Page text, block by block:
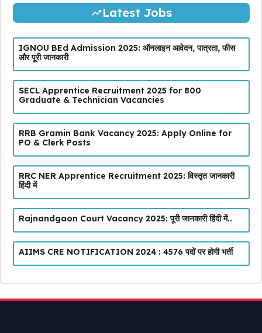
Latest Jobs
IGNOU BEd Admission 2025: ऑनलाइन आवेदन, पात्रता, फीस
और पूरी जानकारी
SECL Apprentice Recruitment 2025 for 800
Graduate & Technician Vacancies
RRB Gramin Bank Vacancy 2025: Apply Online for
PO & Clerk Posts
RRC NER Apprentice Recruitment 2025: विस्तृत जानकारी
हिंदी में
Rajnandgaon Court Vacancy 2025: पूरी जानकारी हिंदी में..
AIIMS CRE NOTIFICATION 2024 : 4576 पदों पर होगी भर्ती